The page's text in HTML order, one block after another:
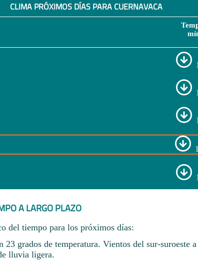
CLIMA PRÓXIMOS DÍAS PARA CUERNAVACA
A LARGO PLAZO
del tiempo para los próximos días:
23 grados de temperatura. Vientos del sur-suroeste
lluvia ligera.